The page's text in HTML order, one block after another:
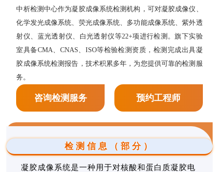
中析检测中心作为凝胶成像系统检测机构，可对凝胶成像仪、
化学发光成像系统、荧光成像系统、多功能成像系统、紫外透
射仪、蓝光透射仪、白光透射仪等22+项进行检测。旗下实验
室具备CMA、CNAS、ISO等检验检测资质，检测完成出具凝
胶成像系统检测报告，技术积累多年，为您提供可靠的检测服
务。
咨询检测服务 预约工程师
检测信息（部分）
凝胶成像系统是一种用于对核酸和蛋白质凝胶电